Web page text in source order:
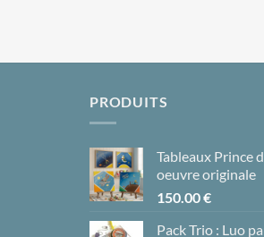
PRODUITS
Tableaux Prince
oeuvre originale
150.00€
Pack Trio : Luo